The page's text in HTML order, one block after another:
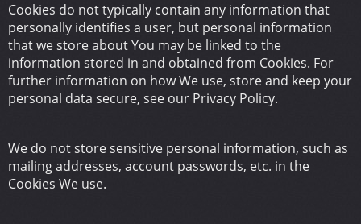
Cookies do not typically contain any information that
personally identifies a user, but personal information
that we store about You may be linked to the
information stored in and obtained from Cookies. For
further information on how We use, store and keep your
personal data secure, see our Privacy Policy.
We do not store sensitive personal information, such as
mailing addresses, account passwords, etc. in the
Cookies We use.